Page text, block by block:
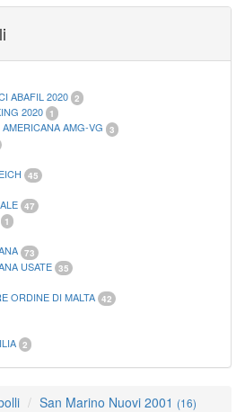
VATICANO
33
ABAFIL 2020 2
2020 1
AMG-VG 3
45
47
1
73
USATE 35
ORDINE DI MALTA 42
2
San Marino Nuovi 2001 (16)